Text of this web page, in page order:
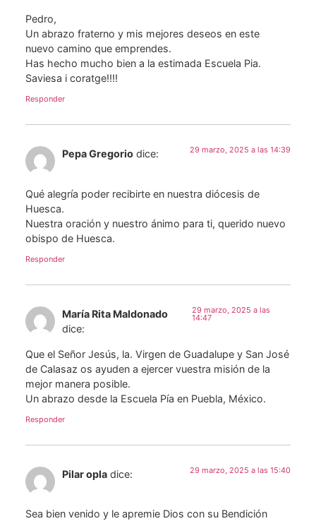
Pedro,
Un abrazo fraterno y mis mejores deseos en este
nuevo camino que emprendes.
Has hecho mucho bien a la estimada Escuela Pia.
Saviesa i coratge!!!!
Responder
Pepa Gregorio dice: 29 marzo, 2025 a las 14:39
Qué alegría poder recibirte en nuestra diócesis de
Huesca.
Nuestra oración y nuestro ánimo para ti, querido nuevo
obispo de Huesca.
Responder
María Rita Maldonado
dice:
29 marzo, 2025 a las
14:47
Que el Señor Jesús, la. Virgen de Guadalupe y San José
de Calasaz os ayuden a ejercer vuestra misión de la
mejor manera posible.
Un abrazo desde la Escuela Pía en Puebla, México.
Responder
Pilar opla dice: 29 marzo, 2025 a las 15:40
Sea bien venido y le apremie Dios con su Bendición